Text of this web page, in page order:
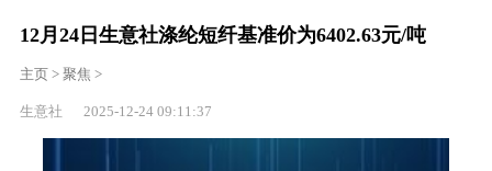
12月24日生意社涤纶短纤基准价为6402.63元/吨
主页> 聚焦 >
生意社 2025-12-24 09:11:37